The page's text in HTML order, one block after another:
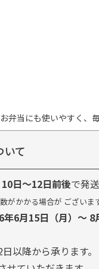
当にも使いやすく、
いて
10日～12日前後で発
かかる場合が ございま
年6月15日（月）～
以降から承ります。